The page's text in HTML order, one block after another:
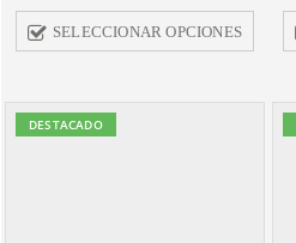
SELECCIONAR OPCIONES
DESTACADO